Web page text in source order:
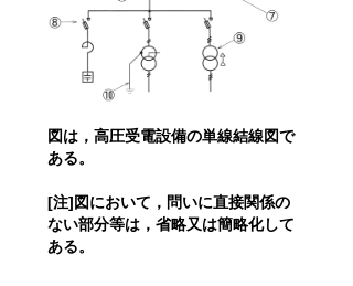
図は，高圧受電設備の単線結線図で
ある。
[注]図において，問いに直接関係の
ない部分等は，省略又は簡略化して
ある。